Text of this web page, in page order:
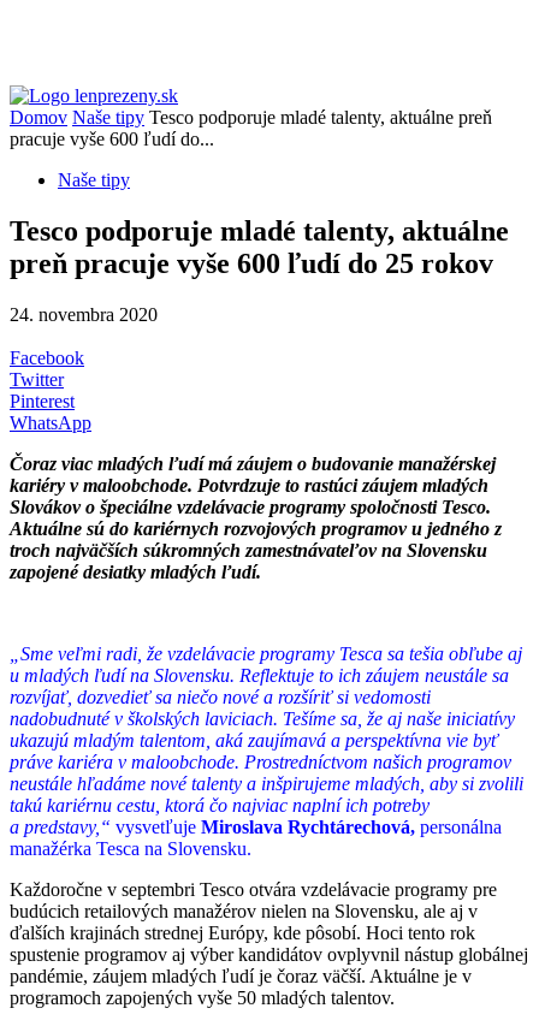
Domov Naše tipy Tesco podporuje mladé talenty, aktuálne preň
pracuje vyše 600 ľudí do...
Naše tipy
Tesco podporuje mladé talenty, aktuálne
preň pracuje vyše 600 ľudí do 25 rokov
24. novembra 2020
Facebook
Twitter
Pinterest
WhatsApp
Čoraz viac mladých ľudí má záujem o budovanie manažérskej
kariéry v maloobchode. Potvrdzuje to rastúci záujem mladých
Slovákov o špeciálne vzdelávacie programy spoločnosti Tesco.
Aktuálne sú do kariérnych rozvojových programov u jedného z
troch najväčších súkromných zamestnávateľov na Slovensku
zapojené desiatky mladých ľudí.
„Sme veľmi radi, že vzdelávacie programy Tesca sa tešia obľube aj
u mladých ľudí na Slovensku. Reflektuje to ich záujem neustále sa
rozvíjať, dozvedieť sa niečo nové a rozšíriť si vedomosti
nadobudnuté v školských laviciach. Tešíme sa, že aj naše iniciatívy
ukazujú mladým talentom, aká zaujímavá a perspektívna vie byť
práve kariéra v maloobchode. Prostredníctvom našich programov
neustále hľadáme nové talenty a inšpirujeme mladých, aby si zvolili
takú kariérnu cestu, ktorá čo najviac naplní ich potreby
a predstavy,“ vysvetľuje Miroslava Rychtárechová, personálna
manažérka Tesca na Slovensku.
Každoročne v septembri Tesco otvára vzdelávacie programy pre
budúcich retailových manažérov nielen na Slovensku, ale aj v
ďalších krajinách strednej Európy, kde pôsobí. Hoci tento rok
spustenie programov aj výber kandidátov ovplyvnil nástup globálnej
pandémie, záujem mladých ľudí je čoraz väčší. Aktuálne je v
programoch zapojených vyše 50 mladých talentov.